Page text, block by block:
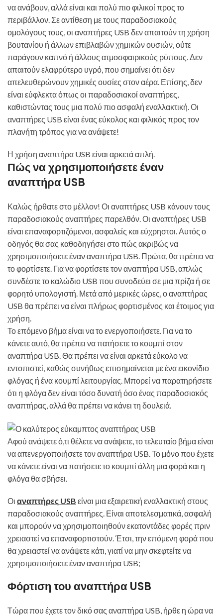
να ανάβουν, αλλά είναι και πολύ πιο φιλικοί προς το
περιβάλλον. Σε αντίθεση με τους παραδοσιακούς
ομολόγους τους, οι αναπτήρες USB δεν απαιτούν τη χρήση
βουτανίου ή άλλων επιβλαβών χημικών ουσιών, ούτε
παράγουν καπνό ή άλλους ατμοσφαιρικούς ρύπους. Δεν
απαιτούν ελαφρύτερο υγρό, που σημαίνει ότι δεν
απελευθερώνουν χημικές ουσίες στον αέρα. Επίσης, δεν
είναι εύφλεκτα όπως οι παραδοσιακοί αναπτήρες,
καθιστώντας τους μια πολύ πιο ασφαλή εναλλακτική. Οι
αναπτήρες USB είναι ένας εύκολος και φιλικός προς τον
πλανήτη τρόπος για να ανάψετε!
Η χρήση αναπτήρα USB είναι αρκετά απλή.
Πώς να χρησιμοποιήσετε έναν
αναπτήρα USB
Καλώς ήρθατε στο μέλλον! Οι αναπτήρες USB κάνουν τους
παραδοσιακούς αναπτήρες παρελθόν. Οι αναπτήρες USB
είναι επαναφορτιζόμενοι, ασφαλείς και εύχρηστοι. Αυτός ο
οδηγός θα σας καθοδηγήσει στο πώς ακριβώς να
χρησιμοποιήσετε έναν αναπτήρα USB. Πρώτα, θα πρέπει να
το φορτίσετε. Για να φορτίσετε τον αναπτήρα USB, απλώς
συνδέστε το καλώδιο USB που συνοδεύει σε μια πρίζα ή σε
φορητό υπολογιστή. Μετά από μερικές ώρες, ο αναπτήρας
USB θα πρέπει να είναι πλήρως φορτισμένος και έτοιμος για
χρήση.
Το επόμενο βήμα είναι να το ενεργοποιήσετε. Για να το
κάνετε αυτό, θα πρέπει να πατήσετε το κουμπί στον
αναπτήρα USB. Θα πρέπει να είναι αρκετά εύκολο να
εντοπιστεί, καθώς συνήθως επισημαίνεται με ένα εικονίδιο
φλόγας ή ένα κουμπί λειτουργίας. Μπορεί να παρατηρήσετε
ότι η φλόγα δεν είναι τόσο δυνατή όσο ένας παραδοσιακός
αναπτήρας, αλλά θα πρέπει να κάνει τη δουλειά.
Αφού ανάψετε ό,τι θέλετε να ανάψετε, το τελευταίο βήμα είναι
να απενεργοποιήσετε τον αναπτήρα USB. Το μόνο που έχετε
να κάνετε είναι να πατήσετε το κουμπί άλλη μια φορά και η
φλόγα θα σβήσει.
Οι αναπτήρες USB είναι μια εξαιρετική εναλλακτική στους
παραδοσιακούς αναπτήρες. Είναι αποτελεσματικά, ασφαλή
και μπορούν να χρησιμοποιηθούν εκατοντάδες φορές πριν
χρειαστεί να επαναφορτιστούν. Έτσι, την επόμενη φορά που
θα χρειαστεί να ανάψετε κάτι, γιατί να μην σκεφτείτε να
χρησιμοποιήσετε έναν αναπτήρα USB;
Φόρτιση του αναπτήρα USB
Τώρα που έχετε τον δικό σας αναπτήρα USB, ήρθε η ώρα να